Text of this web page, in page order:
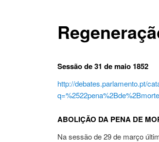
Sessão de 31 de maio 1852
http://debates.parlamento.pt/
ABOLIÇÃO DA PENA DE
Na sessão de 29 de março